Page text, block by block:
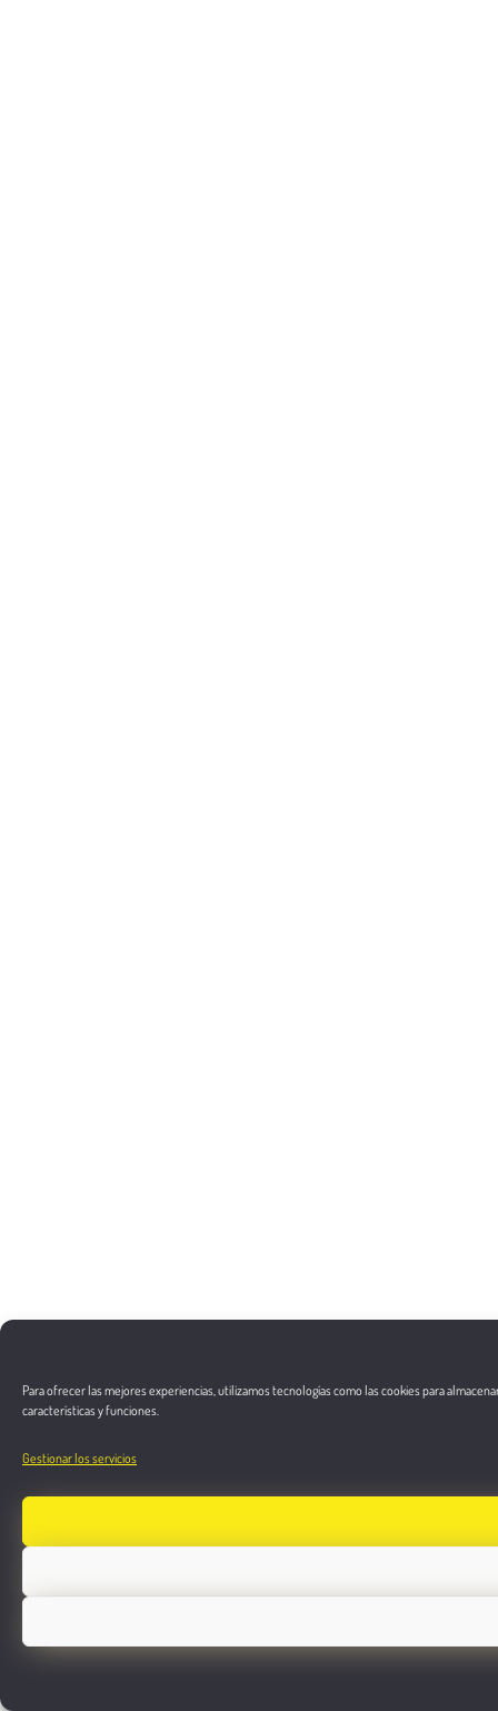
Para ofrecer las mejores experiencias, utilizamos tecnologías como las cookies para
características y funciones.
Gestionar los servicios